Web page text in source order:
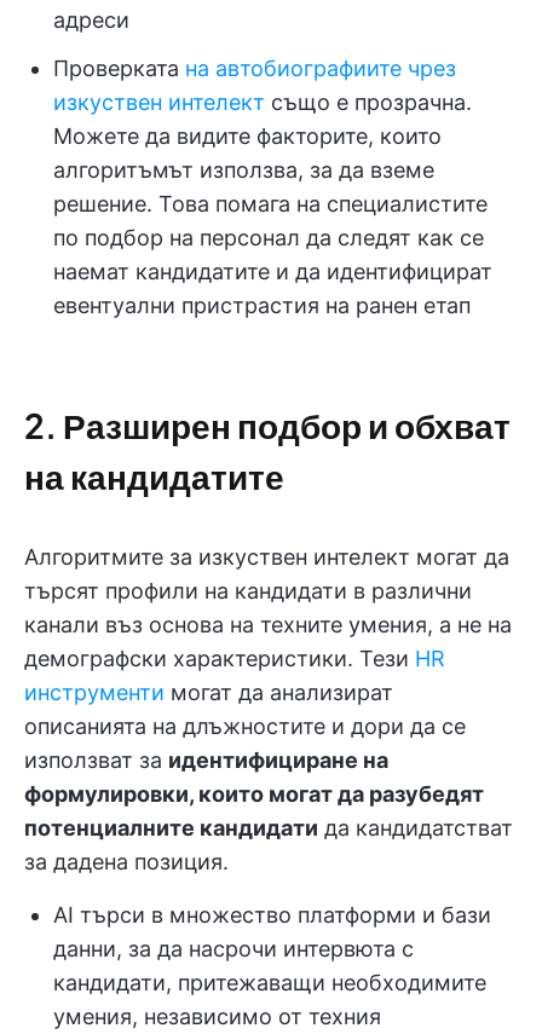
адреси
Проверката на автобиографиите чрез
изкуствен интелект също е прозрачна.
Можете да видите факторите, които
алгоритъмът използва, за да вземе
решение. Това помага на специалистите
по подбор на персонал да следят как се
наемат кандидатите и да идентифицират
евентуални пристрастия на ранен етап
2. Разширен подбор и обхват
на кандидатите
Алгоритмите за изкуствен интелект могат да
търсят профили на кандидати в различни
канали въз основа на техните умения, а не на
демографски характеристики. Тези HR
инструменти могат да анализират
описанията на длъжностите и дори да се
използват за идентифициране на
формулировки, които могат да разубедят
потенциалните кандидати да кандидатстват
за дадена позиция.
AI търси в множество платформи и бази
данни, за да насрочи интервюта с
кандидати, притежаващи необходимите
умения, независимо от техния